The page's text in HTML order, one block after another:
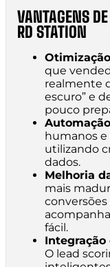
VANTAGENS
RD STATION
que
realmente
escuro” e
pouco
humanos e
utilizando
dados.
Melhoria
mais
fácil.
O lead